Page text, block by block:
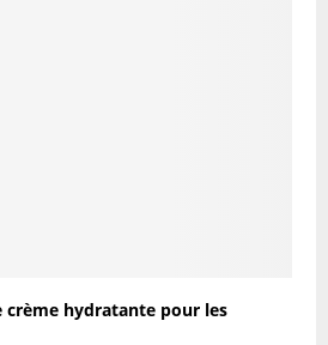
hydratante pour les